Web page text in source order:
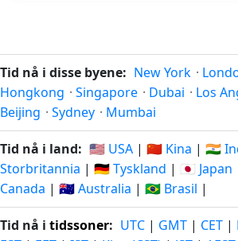
18
timer
siden
01.08.2026
18
fra-na
19
timer
siden
01.08.2026
19
timer
fra-na
Tid nå i disse byene: New York ·
Hongkong · Singapore · Dubai · Los
Beijing · Sydney · Mumbai
Tid nå i land: 🇺🇸 USA | 🇨🇳 Kina | 🇮🇳
Storbritannia | 🇩🇪 Tyskland | 🇯🇵 Japan
Canada | 🇦🇺 Australia | 🇧🇷 Brasil |
Tid nå i tidssoner: UTC | GMT | CET |